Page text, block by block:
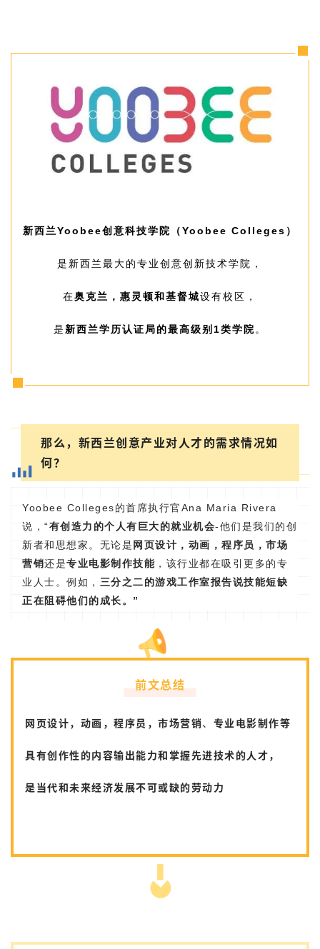
新西兰Yoobee创意科技学院（Yoobee Colleges）
是新西兰最大的专业创意创新技术学院，
在奥克兰，惠灵顿和基督城设有校区，
是 新西兰学历认证局的最高级别1类学院。
那么，新西兰创意产业对人才的需求情况如
何？
Yoobee Colleges的首席执行官Ana Maria Rivera
说，“有创造力的个人有巨大的就业机会-他们是我们的创
新者和思想家。无论是 网页设计，动画，程序员，市场
营销还是专业电影制作技能 ，该行业都在吸引更多的专
业人士。例如， 三分之二的游戏工作室报告说技能短缺
正在阻碍他们的成长。”
前文总结
网页设计，动画，程序员，市场营销、 专业电影制作等
具有创作性 的内容输出能力和 掌握先进技术的人才，
是当代和未来经济发展不可或缺的劳动力